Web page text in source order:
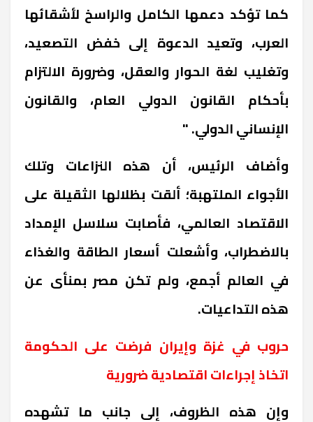
كما تؤكد دعمها الكامل والراسخ لأشقائها
العرب، وتعيد الدعوة إلى خفض التصعيد،
وتغليب لغة الحوار والعقل، وضرورة الالتزام
بأحكام القانون الدولي العام، والقانون
الإنساني الدولي.
"
وأضاف الرئيس، أن هذه النزاعات وتلك
الأجواء الملتهبة؛ ألقت بظلالها الثقيلة على
الاقتصاد العالمي، فأصابت سلاسل الإمداد
بالاضطراب، وأشعلت أسعار الطاقة والغذاء
في العالم أجمع، ولم تكن مصر بمنأى عن
هذه التداعيات.
حروب في غزة وإيران فرضت على الحكومة
اتخاذ إجراءات اقتصادية ضرورية
وإن هذه الظروف، إلى جانب ما تشهده